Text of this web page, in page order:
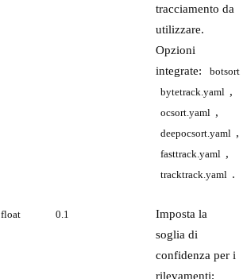
tracciamento da
utilizzare.
Opzioni
integrate:
bytetrack.yaml ,
ocsort.yaml ,
deepocsort.yaml ,
fasttrack.yaml ,
tracktrack.yaml .
float 0.1
Imposta la
soglia di
confidenza per i
rilevamenti;